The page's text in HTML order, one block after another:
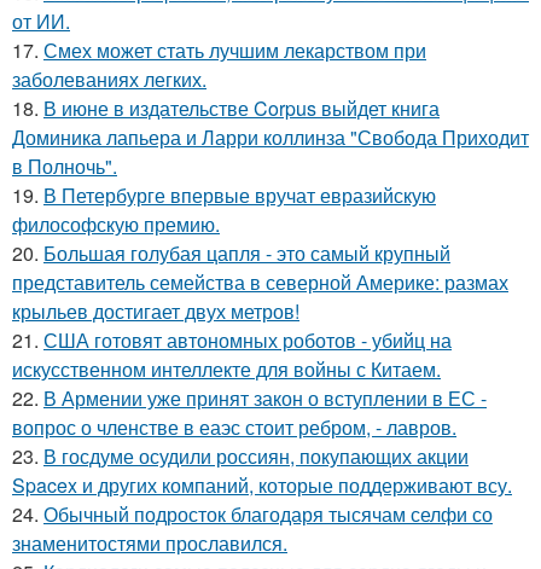
от ИИ.
17. Смех может стать лучшим лекарством при
заболеваниях легких.
18. В июне в издательстве Corpus выйдет книга
Доминика лапьера и Ларри коллинза "Свобода Приходит
в Полночь".
19. В Петербурге впервые вручат евразийскую
философскую премию.
20. Большая голубая цапля - это самый крупный
представитель семейства в северной Америке: размах
крыльев достигает двух метров!
21. США готовят автономных роботов - убийц на
искусственном интеллекте для войны с Китаем.
22. В Армении уже принят закон о вступлении в ЕС -
вопрос о членстве в еаэс стоит ребром, - лавров.
23. В госдуме осудили россиян, покупающих акции
Spacex и других компаний, которые поддерживают всу.
24. Обычный подросток благодаря тысячам селфи со
знаменитостями прославился.